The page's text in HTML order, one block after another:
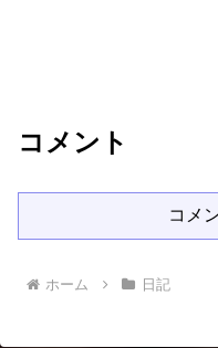
コメント
コメ
ホーム 日記